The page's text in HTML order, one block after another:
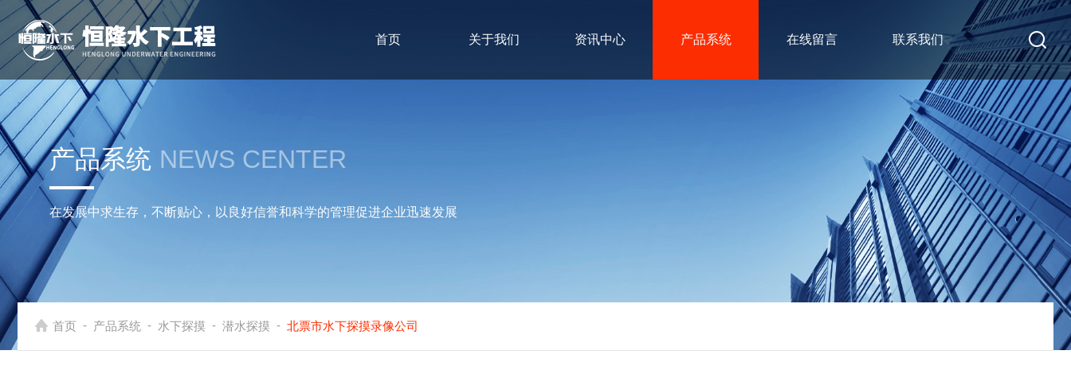
首页 关于我们 资讯中心 产品系统 在线留言 联系我们
产品系统 NEWS CENTER
在发展中求生存，不断贴心，以良好信誉和科学的管理促进企业迅速发展
首页 - 产品系统 - 水下探摸 - 潜水探摸 - 北票市水下探摸录像公司